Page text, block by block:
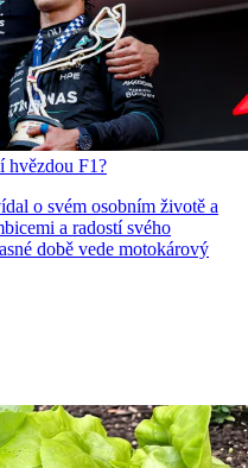
hvězdou F1?
o svém osobním životě a
a radostí svého
době vede motokárový